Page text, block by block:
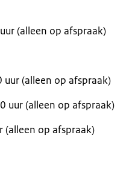
(alleen op afspraak)
(alleen op afspraak)
uur (alleen op afspraak)
(alleen op afspraak)